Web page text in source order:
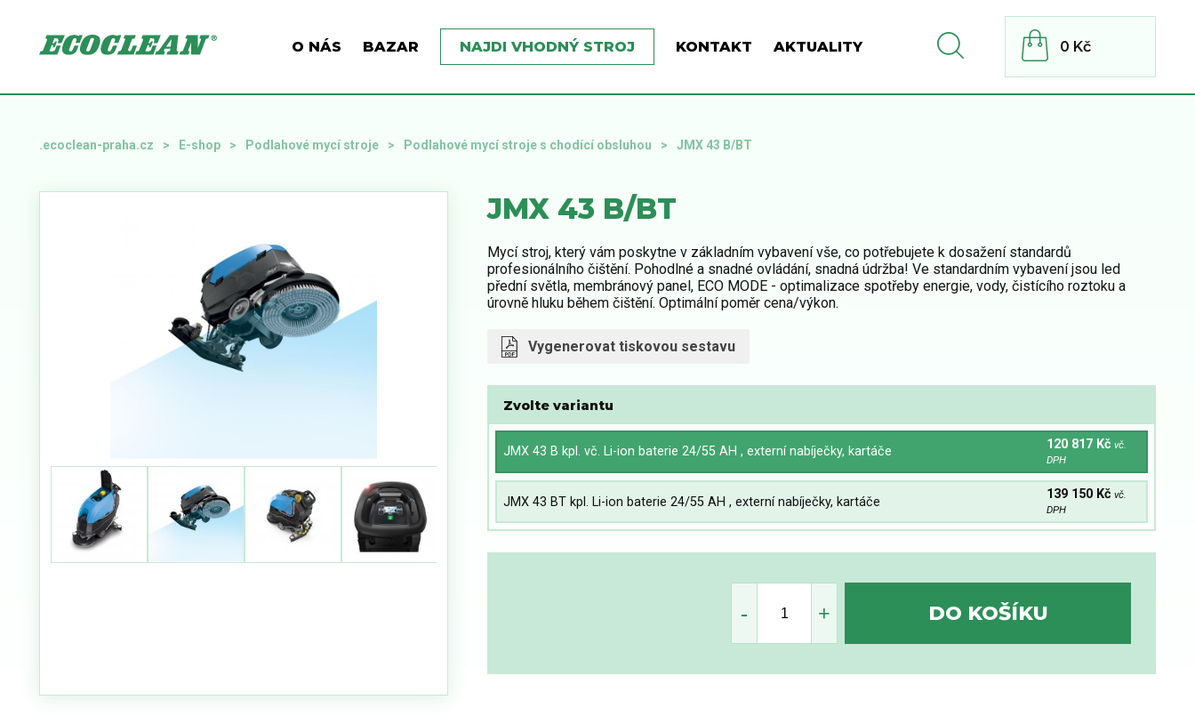
O NÁS BAZAR NAJDI VHODNÝ STROJ KONTAKT AKTUALITY 0 Kč
.ecoclean-praha.cz E-shop Podlahové mycí stroje Podlahové mycí stroje s chodící obsluhou JMX 43 B/BT
JMX 43 B/BT
Mycí stroj, který vám poskytne v základním vybavení vše, co potřebujete k dosažení standardů
profesionálního čištění. Pohodlné a snadné ovládání, snadná údržba! Ve standardním vybavení jsou led
přední světla, membránový panel, ECO MODE - optimalizace spotřeby energie, vody, čistícího roztoku a
úrovně hluku během čištění. Optimální poměr cena/výkon.
Vygenerovat tiskovou sestavu
Zvolte variantu
JMX 43 B kpl. vč. Li-ion baterie 24/55 AH , externí nabíječky, kartáče 120 817 Kč vč.
DPH
JMX 43 BT kpl. Li-ion baterie 24/55 AH , externí nabíječky, kartáče 139 150 Kč vč.
DPH